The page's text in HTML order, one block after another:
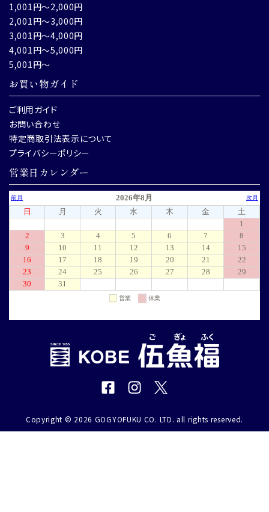
1,001円～2,000円
2,001円～3,000円
3,001円～4,000円
4,001円～5,000円
5,001円～
お買い物ガイド
ご利用ガイド
お問い合わせ
特定商取引法表示について
プライバシーポリシー
営業日カレンダー
Copyright © 2026 GOGYOFUKU CO. LTD. all rights reserved.